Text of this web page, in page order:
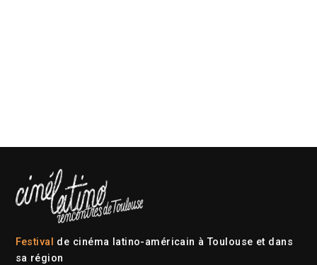
Festival de cinéma latino-américain à Toulouse et dans
sa région